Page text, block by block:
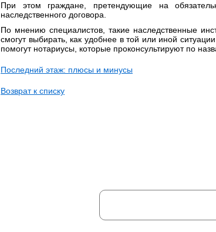
При этом граждане, претендующие на
наследственного договора.
По мнению специалистов, такие наследственные
смогут выбирать, как удобнее в той или иной
помогут нотариусы, которые проконсультируют по
Последний этаж: плюсы и минусы
Возврат к списку